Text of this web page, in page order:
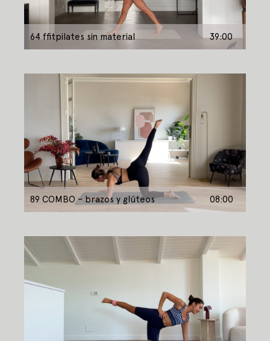
64 ffitpilates sin material 39:00
89 COMBO – brazos y glúteos 08:00